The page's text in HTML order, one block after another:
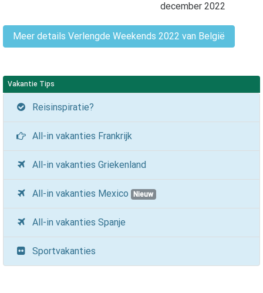
december 2022
Meer details Verlengde Weekends 2022 van België
Vakantie Tips
Reisinspiratie?
All-in vakanties Frankrijk
All-in vakanties Griekenland
All-in vakanties Mexico Nieuw
All-in vakanties Spanje
Sportvakanties